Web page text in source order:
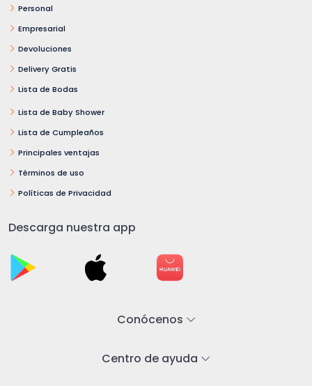
Personal
Empresarial
Devoluciones
Delivery Gratis
Lista de Bodas
Lista de Baby Shower
Lista de Cumpleaños
Principales ventajas
Términos de uso
Políticas de Privacidad
Descarga nuestra app
Conócenos
Centro de ayuda